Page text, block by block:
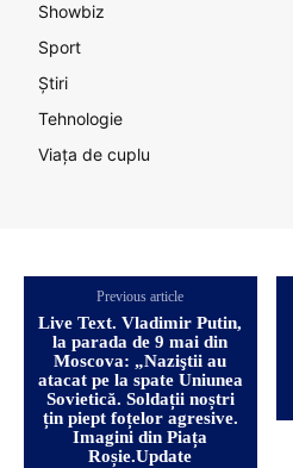
Showbiz
Sport
Știri
Tehnologie
Viața de cuplu
Previous article
Live Text. Vladimir Putin,
la parada de 9 mai din
Moscova: „Naziştii au
atacat pe la spate Uniunea
Sovietică. Soldații noștri
țin piept foțelor agresive.
Imagini din Piața
Roșie.Update